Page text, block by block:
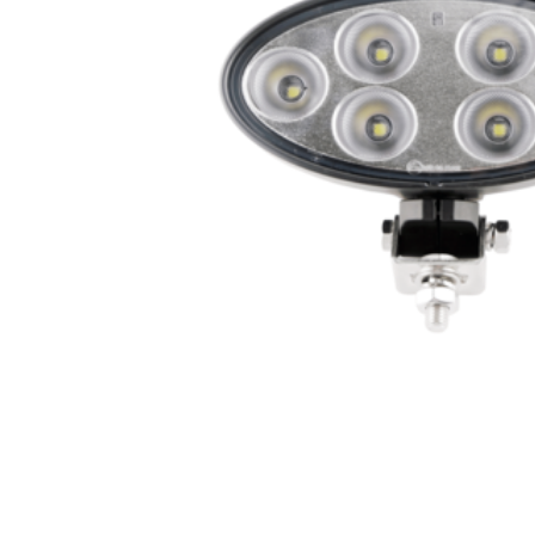
LED achterlichten LED
LED breedtelampen
LED
LED
LED Hal,-